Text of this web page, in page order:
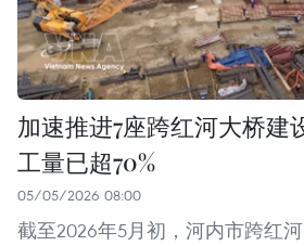
加速推进7座跨红河大桥建
工量已超70%
05/05/2026 08:00
截至2026年5月初，河内市跨红